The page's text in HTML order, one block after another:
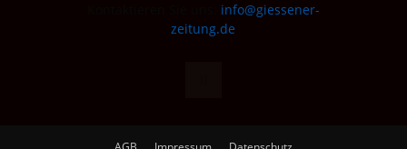
info@giessener-
zeitung.de